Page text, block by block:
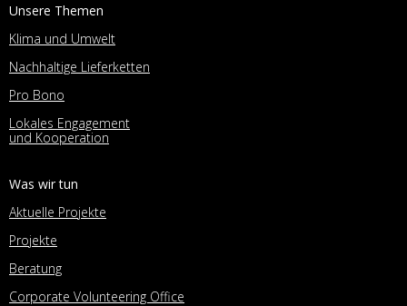
Unsere Themen
Klima und Umwelt
Nachhaltige Lieferketten
Pro Bono
Lokales Engagement
und Kooperation
Was wir tun
Aktuelle Projekte
Projekte
Beratung
Corporate Volunteering Office